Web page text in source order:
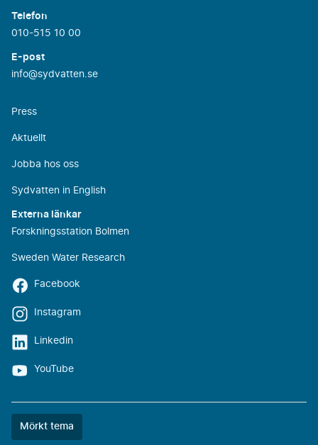
Telefon
010-515 10 00
E-post
info@sydvatten.se
Press
Aktuellt
Jobba hos oss
Sydvatten in English
Externa länkar
Forskningsstation Bolmen
Sweden Water Research
Facebook
Instagram
Linkedin
YouTube
Färgtemat
Mörkt tema